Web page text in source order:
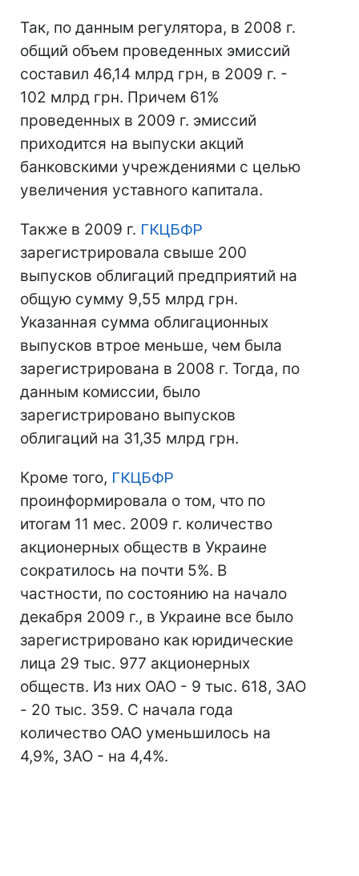
Так, по данным регулятора, в 2008 г.
общий объем проведенных эмиссий
составил 46,14 млрд грн, в 2009 г. -
102 млрд грн. Причем 61%
проведенных в 2009 г. эмиссий
приходится на выпуски акций
банковскими учреждениями с целью
увеличения уставного капитала.
Также в 2009 г. ГКЦБФР
зарегистрировала свыше 200
выпусков облигаций предприятий на
общую сумму 9,55 млрд грн.
Указанная сумма облигационных
выпусков втрое меньше, чем была
зарегистрирована в 2008 г. Тогда, по
данным комиссии, было
зарегистрировано выпусков
облигаций на 31,35 млрд грн.
Кроме того, ГКЦБФР
проинформировала о том, что по
итогам 11 мес. 2009 г. количество
акционерных обществ в Украине
сократилось на почти 5%. В
частности, по состоянию на начало
декабря 2009 г., в Украине все было
зарегистрировано как юридические
лица 29 тыс. 977 акционерных
обществ. Из них ОАО - 9 тыс. 618, ЗАО
- 20 тыс. 359. С начала года
количество ОАО уменьшилось на
4,9%, ЗАО - на 4,4%.